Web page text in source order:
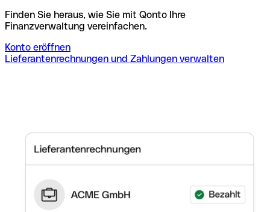
Finden Sie heraus, wie Sie mit Qonto Ihre
Finanzverwaltung vereinfachen.
Konto eröffnen
Lieferantenrechnungen und Zahlungen verwalten